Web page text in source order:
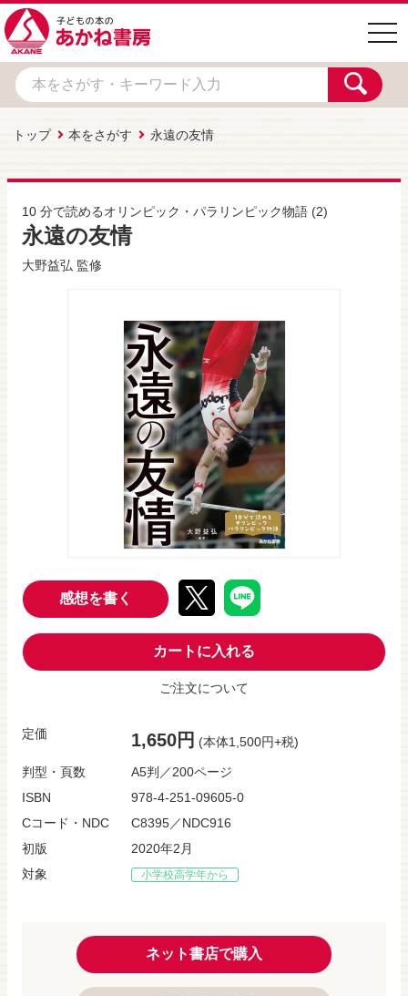
トップ 本をさがす 永遠の友情
10 分で読めるオリンピック・パラリンピック物語 (2)
永遠の友情
大野益弘 監修
感想を書く
カートに入れる
ご注文について
定価 1,650円 (本体1,500円+税)
判型・頁数
A5判／200ページ
ISBN
978-4-251-09605-0
Cコード・NDC
C8395／NDC916
初版
2020年2月
対象
小学校高学年から
ネット書店で購入